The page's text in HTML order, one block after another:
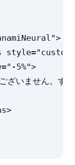
5%">
いません。すぐ